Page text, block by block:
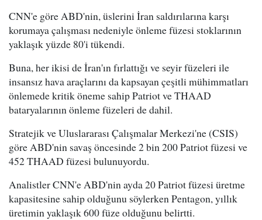
CNN'e göre ABD'nin, üslerini İran saldırılarına karşı
korumaya çalışması nedeniyle önleme füzesi stoklarının
yaklaşık yüzde 80'i tükendi.
Buna, her ikisi de İran'ın fırlattığı ve seyir füzeleri ile
insansız hava araçlarını da kapsayan çeşitli mühimmatları
önlemede kritik öneme sahip Patriot ve THAAD
bataryalarının önleme füzeleri de dahil.
Stratejik ve Uluslararası Çalışmalar Merkezi'ne (CSIS)
göre ABD'nin savaş öncesinde 2 bin 200 Patriot füzesi ve
452 THAAD füzesi bulunuyordu.
Analistler CNN'e ABD'nin ayda 20 Patriot füzesi üretme
kapasitesine sahip olduğunu söylerken Pentagon, yıllık
üretimin yaklaşık 600 füze olduğunu belirtti.